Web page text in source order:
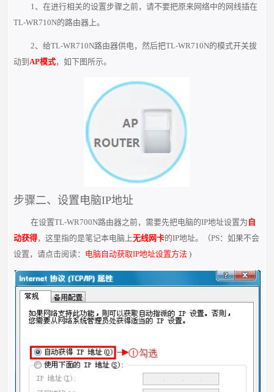
1、在进行相关的设置步骤之前，请不要把原来网络中的网线插在
TL-WR710N的路由器上。
2、给TL-WR710N路由器供电，然后把TL-WR710N的模式开关拔
动到AP模式，如下图所示。
步骤二、设置电脑IP地址
在设置TL-WR700N路由器之前，需要先把电脑的IP地址设置为 自
动获得，这里指的是笔记本电脑上无线网卡的IP地址。（PS：如果不会
设置，请点击阅读： 电脑自动获取IP地址设置方法 )